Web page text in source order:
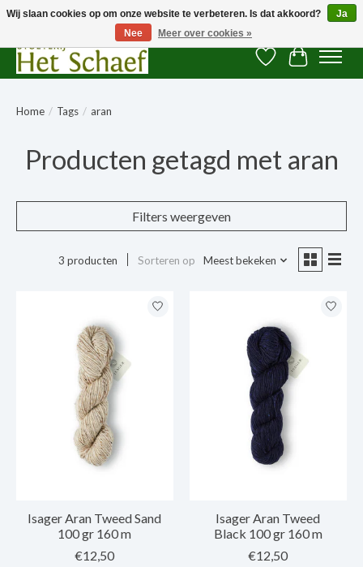
Verlanglijst
Home / Tags / aran
Producten getagd met aran
Filters weergeven
3 producten Sorteren op Meest bekeken
Isager Aran Tweed Sand
100 gr 160 m
€12,50
Isager Aran Tweed
Black 100 gr 160 m
€12,50
Wij slaan cookies op om onze website te verbeteren. Is dat akkoord?
Ja
Nee
Meer over cookies »